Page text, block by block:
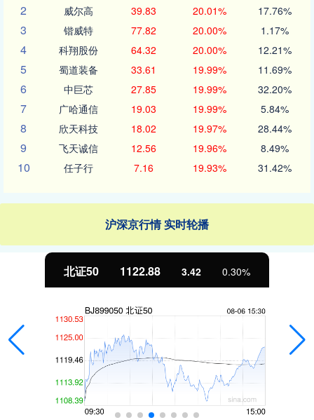
2 威尔高 39.83 20.01% 17.76%
3 锴威特 77.82 20.00% 1.17%
4 科翔股份 64.32 20.00% 12.21%
5 蜀道装备 33.61 19.99% 11.69%
6 中巨芯 27.85 19.99% 32.20%
7 广哈通信 19.03 19.99% 5.84%
8 欣天科技 18.02 19.97% 28.44%
9 飞天诚信 12.56 19.96% 8.49%
10 任子行 7.16 19.93% 31.42%
沪深京行情 实时轮播
北证50 1122.88 3.42 0.30%